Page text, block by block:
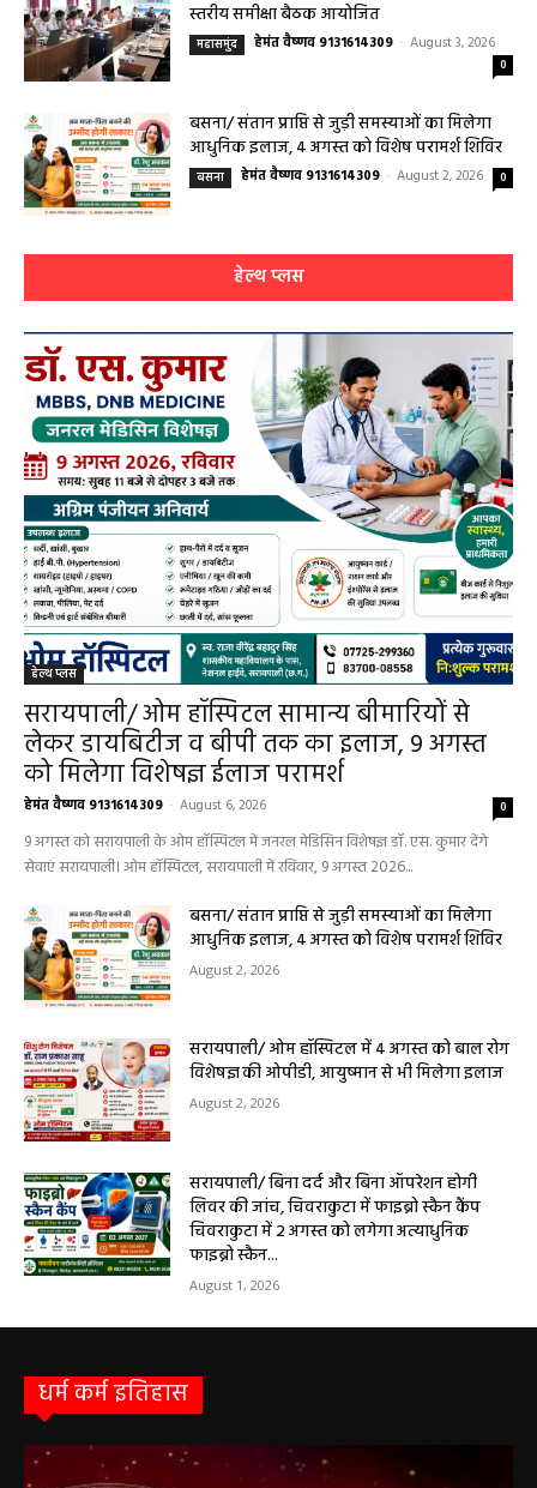
महासमुंद मातृ एवं शिशु मृत्यु दर में कमी लाने जिला
महासमुंद हेमंत वैष्णव 9131614309 - August 3, 2026
0
बसना/ संतान प्राप्ति से जुड़ी समस्याओं का मिलेगा
बसना हेमंत वैष्णव 9131614309 - August 2, 2026 0
हेल्थ प्लस
हेल्थ प्लस
सरायपाली/ ओम हॉस्पिटल सामान्य बीमारियों से
लेकर डायबिटीज व बीपी तक का इलाज, 9 अगस्त
को मिलेगा विशेषज्ञ ईलाज परामर्श
हेमंत वैष्णव 9131614309 - August 6, 2026
9 अगस्त को सरायपाली के ओम हॉस्पिटल में जनरल मेडिसिन विशेषज्ञ डॉ. एस. कुमार देंगे
सेवाएं सरायपाली। ओम हॉस्पिटल, सरायपाली में रविवार, 9 अगस्त 2026...
August 2, 2026
August 2, 2026
सरायपाली/ बिना दर्द और बिना ऑपरेशन होगी
लिवर की जांच, चिवराकुटा में फाइब्रो स्कैन कैंप
फाइब्रो स्कैन...
धर्म कर्म इतिहास